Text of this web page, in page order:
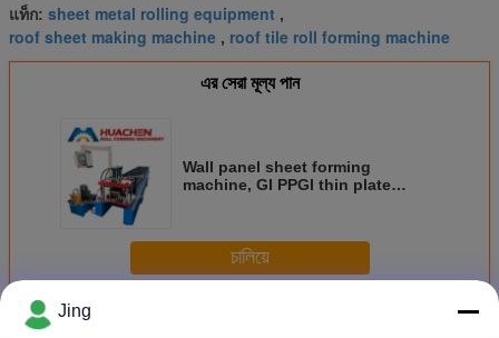
แท็ก: sheet metal rolling equipment ,
roof sheet making machine , roof tile roll forming machine
এর সেরা মূল্য পান
Wall panel sheet forming
machine, GI PPGI thin plate
চালিয়ে
มากกว่าเครื่องขึ้นรูปแผ่นผนัง
Jing